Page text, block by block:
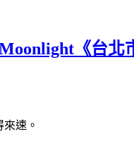
《台北
速。